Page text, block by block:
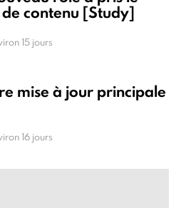
contenu [Study]
15 jours
mise à jour principale
16 jours